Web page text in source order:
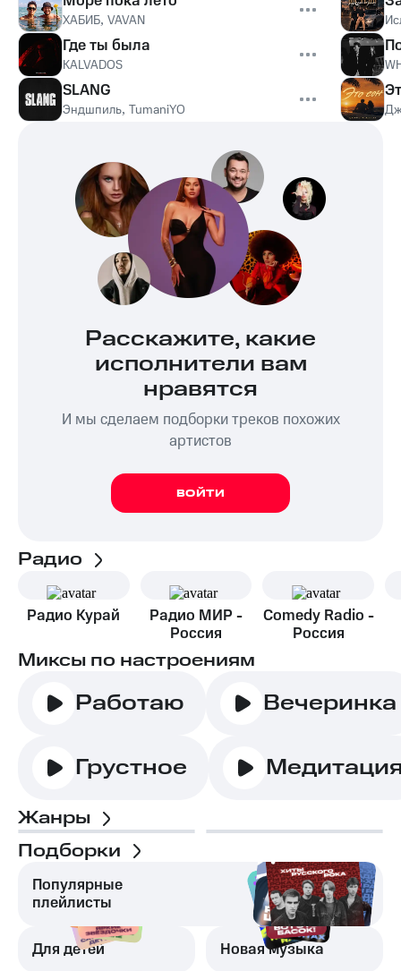
ХАБИБ, VAVAN
Где ты была
KALVADOS
SLANG
Эндшпиль, TumaniYO
Расскажите, какие
исполнители вам
нравятся
И мы сделаем подборки треков похожих
артистов
ВОЙТИ
Радио
Радио Курай
Радио МИР -
Россия
Comedy Radio -
Россия
Миксы по настроениям
Работаю Вечеринка
Грустное
Жанры
Подборки
Популярные
плейлисты
Для детей Новая музыка